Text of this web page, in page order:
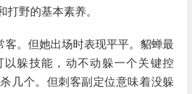
打野的基本素养。
客。但她出场时表现平平。貂蝉最
以躲技能，动不动躲一个关键控
几个。但刺客副定位意味着没躲